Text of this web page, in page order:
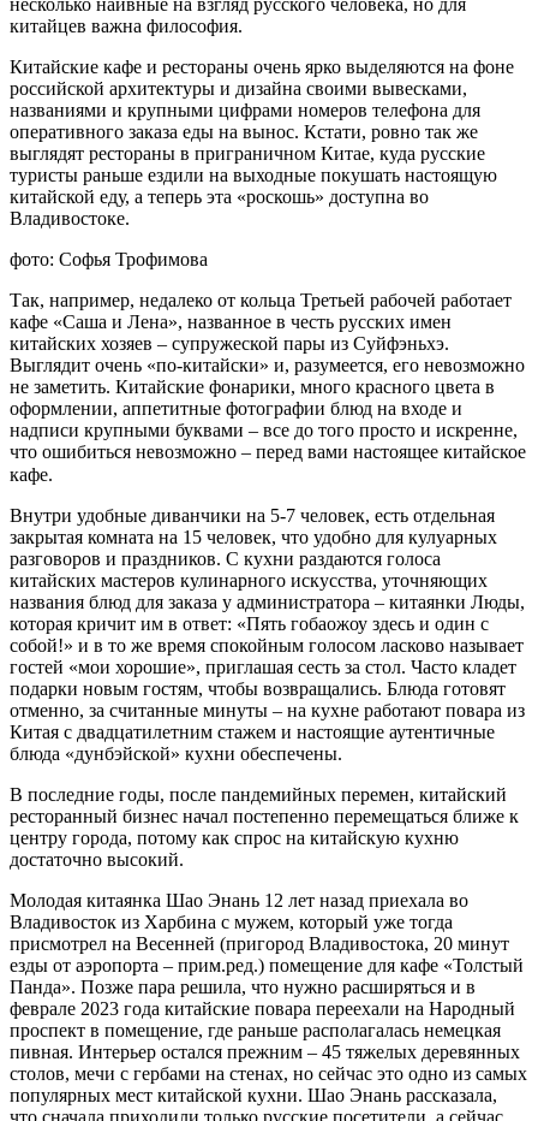
несколько наивные на взгляд русского человека, но для
китайцев важна философия.
Китайские кафе и рестораны очень ярко выделяются на фоне
российской архитектуры и дизайна своими вывесками,
названиями и крупными цифрами номеров телефона для
оперативного заказа еды на вынос. Кстати, ровно так же
выглядят рестораны в приграничном Китае, куда русские
туристы раньше ездили на выходные покушать настоящую
китайской еду, а теперь эта «роскошь» доступна во
Владивостоке.
фото: Софья Трофимова
Так, например, недалеко от кольца Третьей рабочей работает
кафе «Саша и Лена», названное в честь русских имен
китайских хозяев – супружеской пары из Суйфэньхэ.
Выглядит очень «по-китайски» и, разумеется, его невозможно
не заметить. Китайские фонарики, много красного цвета в
оформлении, аппетитные фотографии блюд на входе и
надписи крупными буквами – все до того просто и искренне,
что ошибиться невозможно – перед вами настоящее китайское
кафе. ⠀
Внутри удобные диванчики на 5-7 человек, есть отдельная
закрытая комната на 15 человек, что удобно для кулуарных
разговоров и праздников. С кухни раздаются голоса
китайских мастеров кулинарного искусства, уточняющих
названия блюд для заказа у администратора – китаянки Люды,
которая кричит им в ответ: «Пять гобаожоу здесь и один с
собой!» и в то же время спокойным голосом ласково называет
гостей «мои хорошие», приглашая сесть за стол. Часто кладет
подарки новым гостям, чтобы возвращались. Блюда готовят
отменно, за считанные минуты – на кухне работают повара из
Китая с двадцатилетним стажем и настоящие аутентичные
блюда «дунбэйской» кухни обеспечены.
В последние годы, после пандемийных перемен, китайский
ресторанный бизнес начал постепенно перемещаться ближе к
центру города, потому как спрос на китайскую кухню
достаточно высокий.
Молодая китаянка Шао Энань 12 лет назад приехала во
Владивосток из Харбина с мужем, который уже тогда
присмотрел на Весенней (пригород Владивостока, 20 минут
езды от аэропорта – прим.ред.) помещение для кафе «Толстый
Панда». Позже пара решила, что нужно расширяться и в
феврале 2023 года китайские повара переехали на Народный
проспект в помещение, где раньше располагалась немецкая
пивная. Интерьер остался прежним – 45 тяжелых деревянных
столов, мечи с гербами на стенах, но сейчас это одно из самых
популярных мест китайской кухни. Шао Энань рассказала,